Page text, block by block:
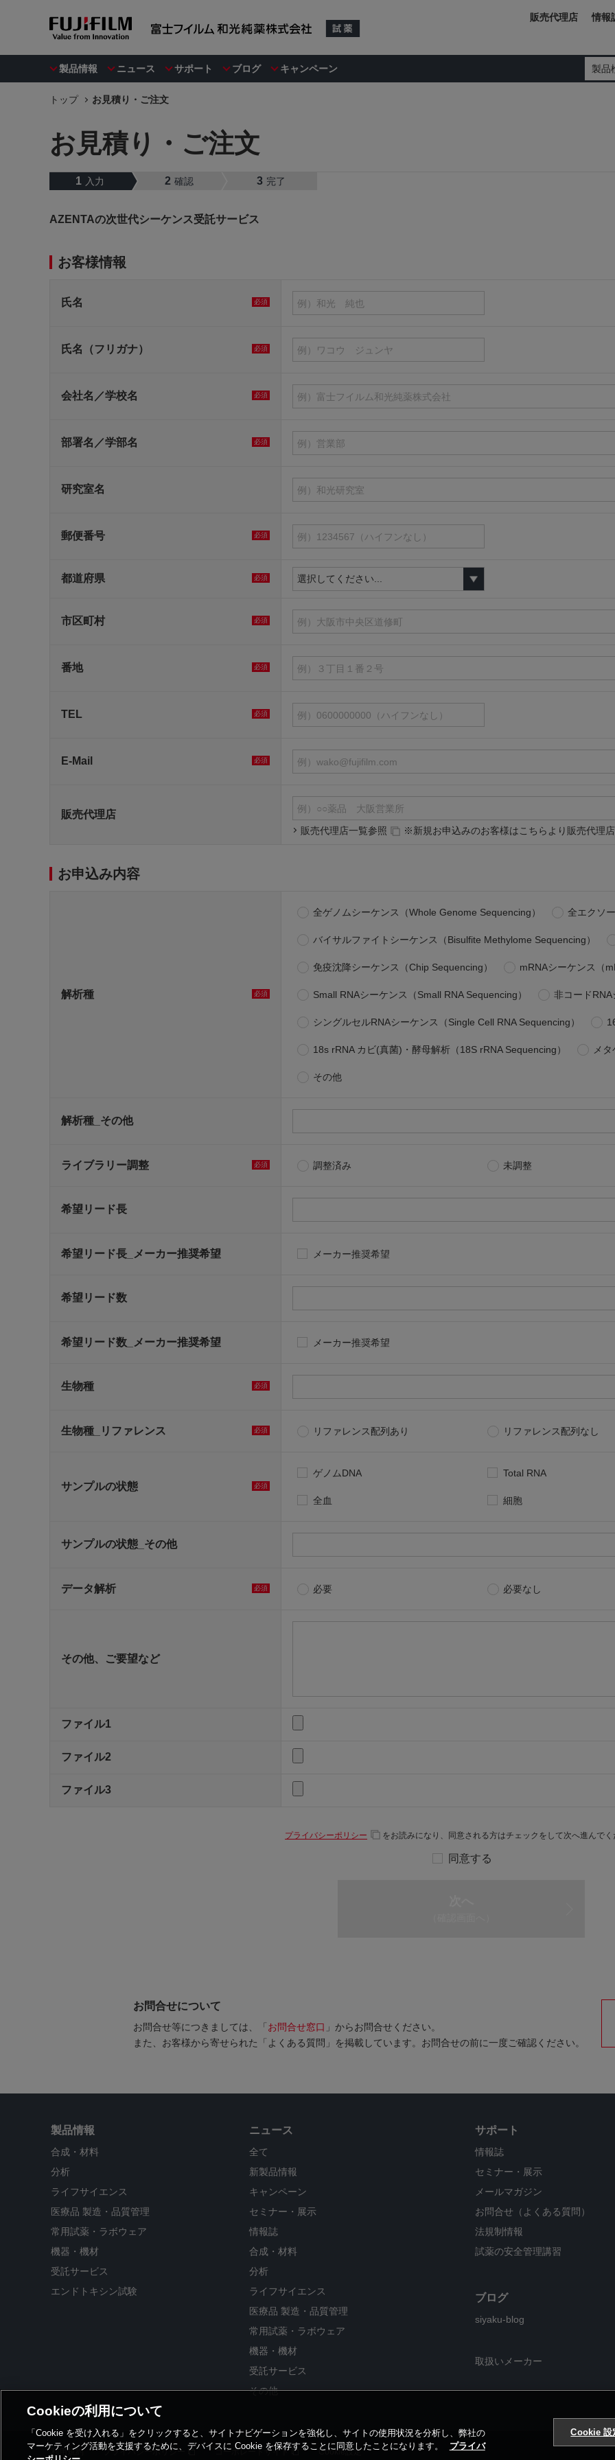
製品情報 ニュース サポート ブログ キャンペーン 製品
販売代理店 情報
トップ お見積り・ご注文
お見積り・ご注文
1 入力 2 確認 3 完了
AZENTAの次世代シーケンス受託サービス
お客様情報
氏名 必須
氏名（フリガナ） 必須
会社名／学校名 必須
部署名／学部名 必須
研究室名
郵便番号 必須
都道府県 必須
市区町村 必須
番地 必須
TEL 必須
E-Mail 必須
販売代理店
販売代理店一覧参照 ※新規お申込みのお客様はこちらより販売代理
お申込み内容
解析種 必須
全ゲノムシーケンス（Whole Genome Sequencing） 全エクソ
バイサルファイトシーケンス（Bisulfite Methylome Sequencing）
免疫沈降シーケンス（Chip Sequencing） mRNAシーケンス（
Small RNAシーケンス（Small RNA Sequencing） 非コード
シングルセルRNAシーケンス（Single Cell RNA Sequencing）
18s rRNA カビ(真菌)・酵母解析（18S rRNA Sequencing） メ
その他
解析種_その他
ライブラリー調整 必須 調整済み 未調整
希望リード長
希望リード長_メーカー推奨希望 メーカー推奨希望
希望リード数
希望リード数_メーカー推奨希望 メーカー推奨希望
生物種 必須
生物種_リファレンス 必須 リファレンス配列あり リファレンス配列なし
サンプルの状態 必須
ゲノムDNA Total RNA
全血 細胞
サンプルの状態_その他
データ解析 必須 必要 必要なし
その他、ご要望など
ファイル1
ファイル2
ファイル3
プライバシーポリシー をお読みになり、同意される方はチェックをして次へ進んでく
同意する
お問合せについて
お問合せ等につきましては、「 お問合せ窓口 」からお問合せください。
また、お客様から寄せられた「よくある質問」を掲載しています。お問合せの前に一度ご確認ください。
製品情報
合成・材料
分析
ライフサイエンス
医療品 製造・品質管理
常用試薬・ラボウェア
機器・機材
受託サービス
エンドトキシン試験
ニュース
全て
新製品情報
キャンペーン
セミナー・展示
情報誌
合成・材料
分析
ライフサイエンス
医療品 製造・品質管理
常用試薬・ラボウェア
機器・機材
受託サービス
その他
サポート
情報誌
セミナー・展示
メールマガジン
お問合せ（よくある質問）
法規制情報
試薬の安全管理講習
ブログ
siyaku-blog
取扱いメーカー
利用規約 プライバシーポリシー コーポレートサイト Cookie設定
Cookieの利用について
「Cookie を受け入れる」をクリックすると、サイトナビゲーションを強化し、サイトの使用状況を分析し、弊社の
マーケティング活動を支援するために、デバイスに Cookie を保存することに同意したことになります。
プライバ
Cookie 設